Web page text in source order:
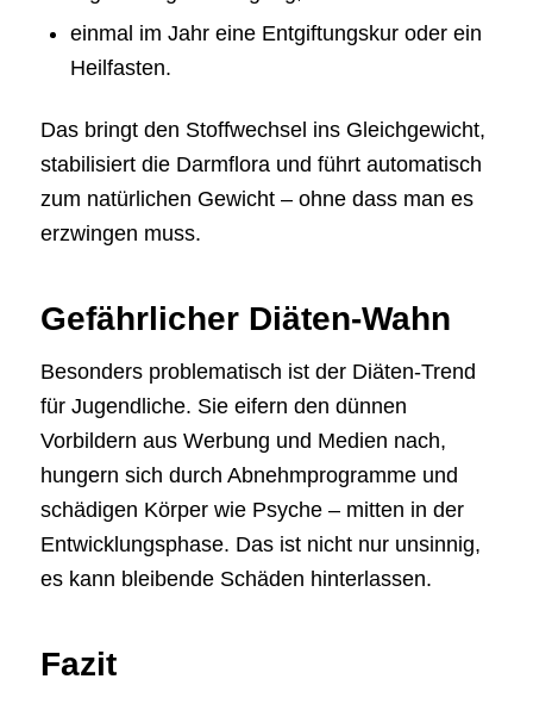
einmal im Jahr eine Entgiftungskur oder ein
Heilfasten.
Das bringt den Stoffwechsel ins Gleichgewicht,
stabilisiert die Darmflora und führt automatisch
zum natürlichen Gewicht – ohne dass man es
erzwingen muss.
Gefährlicher Diäten-Wahn
Besonders problematisch ist der Diäten-Trend
für Jugendliche. Sie eifern den dünnen
Vorbildern aus Werbung und Medien nach,
hungern sich durch Abnehmprogramme und
schädigen Körper wie Psyche – mitten in der
Entwicklungsphase. Das ist nicht nur unsinnig,
es kann bleibende Schäden hinterlassen.
Fazit